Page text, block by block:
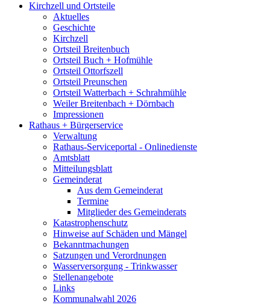
Kirchzell und Ortsteile
Aktuelles
Geschichte
Kirchzell
Ortsteil Breitenbuch
Ortsteil Buch + Hofmühle
Ortsteil Ottorfszell
Ortsteil Preunschen
Ortsteil Watterbach + Schrahmühle
Weiler Breitenbach + Dörnbach
Impressionen
Rathaus + Bürgerservice
Verwaltung
Rathaus-Serviceportal - Onlinedienste
Amtsblatt
Mitteilungsblatt
Gemeinderat
Aus dem Gemeinderat
Termine
Mitglieder des Gemeinderats
Katastrophenschutz
Hinweise auf Schäden und Mängel
Bekanntmachungen
Satzungen und Verordnungen
Wasserversorgung - Trinkwasser
Stellenangebote
Links
Kommunalwahl 2026